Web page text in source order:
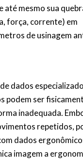
mesmo sua
força, corrente) em
de usinagem
dados
podem ser
inadequada.
repetidos,
dados
imagem a